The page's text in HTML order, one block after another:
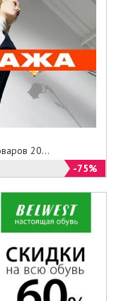
20...
-75%